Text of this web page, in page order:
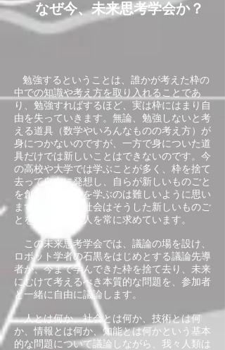
なぜ今、未来思考学会か？
勉強するということは、誰かが考えた枠の
中での知識や考え方を取り入れることであ
り、勉強すればするほど、実は枠にはまり自
由を失っていきます。無論、勉強しないと考
える道具（数学やいろんなものの考え方）が
身につかないのですが、一方で身についた道
具だけでは新しいことはできないのです。今
の高校や大学では学ぶことが多く、枠を捨て
去って自由に発想し、自らが新しいものごと
を創造することを学ぶのは難しいように思い
ます。しかし、社会はそうした新しいものご
とを創造できる人を常に求めています。
この未来思考学会では、議論の場を設け、
ロボット学者の石黒をはじめとする議論先導
者が、今まで学んできた枠を捨て去り、未来
にむけて考えるべき本質的な問題を、参加者
と一緒に自由に議論します。
人とは何か、社会とは何か、技術とは何
か、情報とは何か、知能とは何かという基本
的な問題について議論しながら、我々人類は